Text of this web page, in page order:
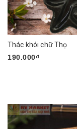
Thác khói chữ Thọ
190.000₫